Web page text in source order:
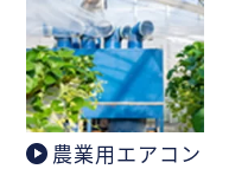
農業用エアコン